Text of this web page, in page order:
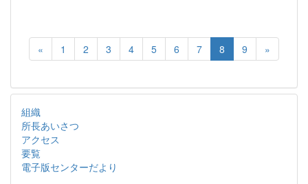
« 1 2 3 4 5 6 7 8 9 »
組織
所長あいさつ
アクセス
要覧
電子版センターだより